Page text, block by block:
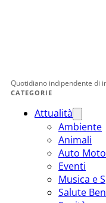
Quotidiano indipendente di
CATEGORIE
Attualità
Ambiente
Animali
Auto
Eventi
Musica e
Salute